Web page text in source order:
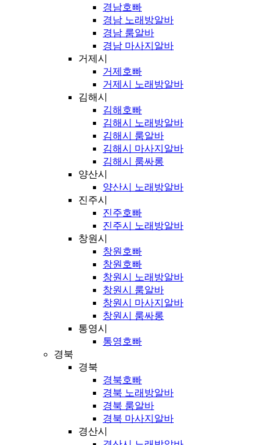
경남호빠
경남 노래방알바
경남 룸알바
경남 마사지알바
거제시
거제호빠
거제시 노래방알바
김해시
김해호빠
김해시 노래방알바
김해시 룸알바
김해시 마사지알바
김해시 룸싸롱
양산시
양산시 노래방알바
진주시
진주호빠
진주시 노래방알바
창원시
창원호빠
창원호빠
창원시 노래방알바
창원시 룸알바
창원시 마사지알바
창원시 룸싸롱
통영시
통영호빠
경북
경북
경북호빠
경북 노래방알바
경북 룸알바
경북 마사지알바
경산시